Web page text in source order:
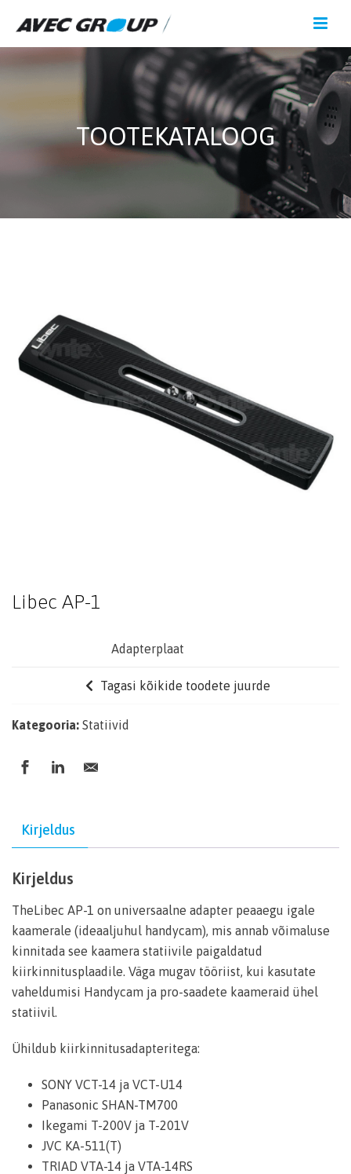
TOOTEKATALOOG
Libec AP-1
Adapterplaat
Tagasi kõikide toodete juurde
Kategooria: Statiivid
Kirjeldus
Kirjeldus
TheLibec AP-1 on universaalne adapter peaaegu igale
kaamerale (ideaaljuhul handycam), mis annab võimaluse
kinnitada see kaamera statiivile paigaldatud
kiirkinnitusplaadile. Väga mugav tööriist, kui kasutate
vaheldumisi Handycam ja pro-saadete kaameraid ühel
statiivil.
Ühildub kiirkinnitusadapteritega:
SONY VCT-14 ja VCT-U14
Panasonic SHAN-TM700
Ikegami T-200V ja T-201V
JVC KA-511(T)
TRIAD VTA-14 ja VTA-14RS